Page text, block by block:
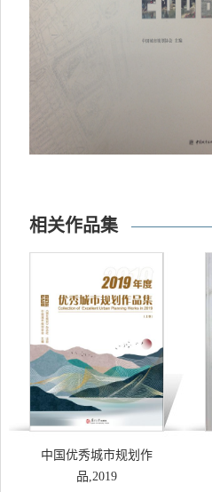
相关作品集
中国优秀城市规划作
品,2019